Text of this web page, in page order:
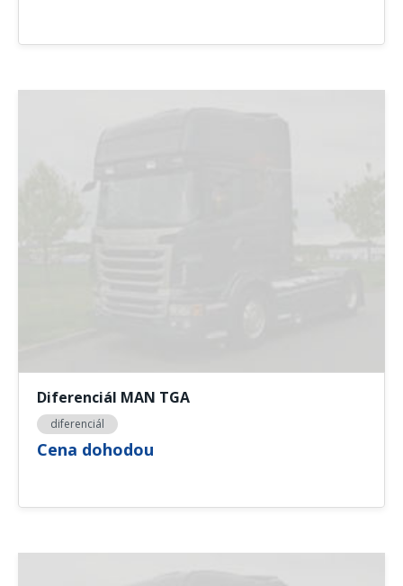
Diferenciál MAN TGA
diferenciál
Cena dohodou